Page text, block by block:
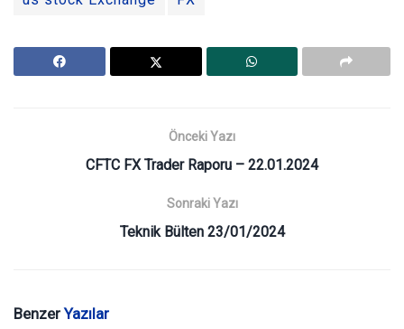
Önceki Yazı
CFTC FX Trader Raporu – 22.01.2024
Sonraki Yazı
Teknik Bülten 23/01/2024
BenzerYazılar